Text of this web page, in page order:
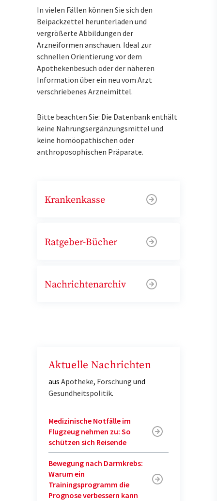
In vielen Fällen können Sie sich den
Beipackzettel herunterladen und
vergrößerte Abbildungen der
Arzneiformen anschauen. Ideal zur
schnellen Orientierung vor dem
Apothekenbesuch oder der näheren
Information über ein neu vom Arzt
verschriebenes Arzneimittel.
Bitte beachten Sie: Die Datenbank enthält
keine Nahrungsergänzungsmittel und
keine homöopathischen oder
anthroposophischen Präparate.
Krankenkasse
Ratgeber-Bücher
Nachrichtenarchiv
Aktuelle Nachrichten
aus Apotheke, Forschung und
Gesundheitspolitik.
Medizinische Notfälle im
Flugzeug nehmen zu: So
schützen sich Reisende
Bewegung nach Darmkrebs:
Warum ein
Trainingsprogramm die
Prognose verbessern kann